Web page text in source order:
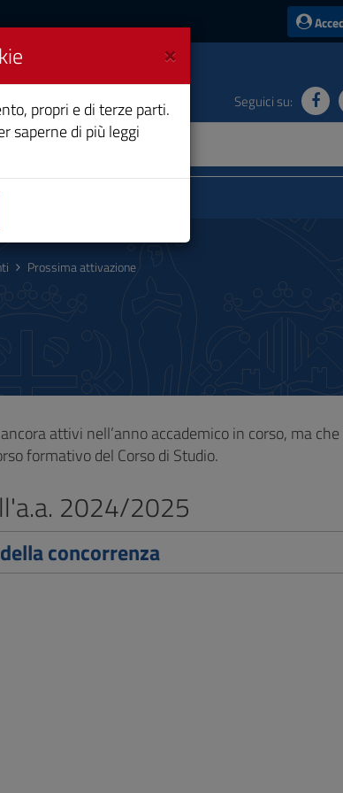
Seguici su:
Prossima attivazione
attivi nell’anno accademico in corso, ma
formativo del Corso di Studio.
2024/2025
concorrenza
×
propri e di terze parti.
saperne di più leggi